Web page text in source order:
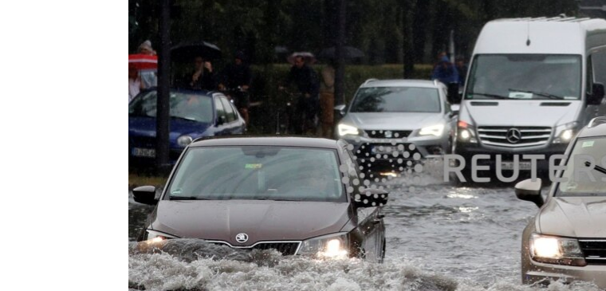
КРЫМ.НЕПОКОРЕННЫЙ
УКРАИНСКАЯ ПРОБЛЕМА КРЫМА